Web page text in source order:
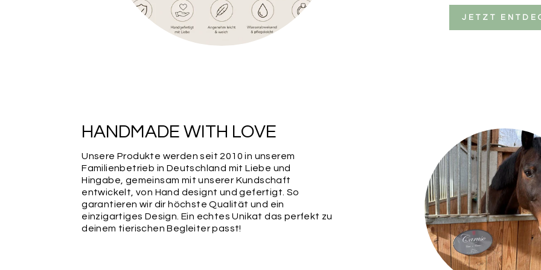
JETZT
HANDMADE WITH LOVE
Unsere Produkte werden seit 2010 in unserem
Familienbetrieb in Deutschland mit Liebe und
Hingabe, gemeinsam mit unserer Kundschaft
entwickelt, von Hand designt und gefertigt. So
garantieren wir dir höchste Qualität und ein
einzigartiges Design. Ein echtes Unikat das perfekt zu
deinem tierischen Begleiter passt!